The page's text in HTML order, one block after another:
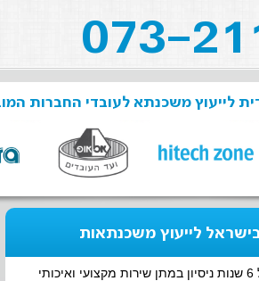
לייעוץ משכנתא לעובדי החברות
לייעוץ משכנתאות
למת"ן משכנתאות מוניטין של 6 שנות ניסיון במתן שירות מקצועי ואיכותי